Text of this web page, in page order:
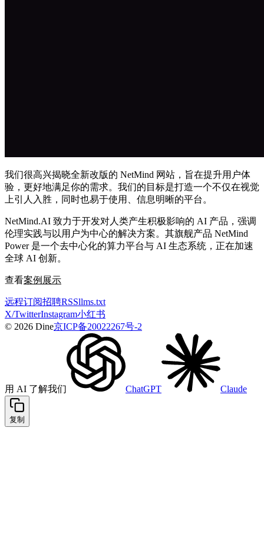
我们很高兴揭晓全新改版的 NetMind 网站，旨在提升用户体
验，更好地满足你的需求。我们的目标是打造一个不仅在视觉
上引人入胜，同时也易于使用、信息明晰的平台。
NetMind.AI 致力于开发对人类产生积极影响的 AI 产品，强调
伦理实践与以用户为中心的解决方案。其旗舰产品 NetMind
Power 是一个去中心化的算力平台与 AI 生态系统，正在加速
全球 AI 创新。
查看案例展示
远程订阅招聘RSSllms.txt
X/TwitterInstagram小红书
© 2026 Dine京ICP备20022267号-2
用 AI 了解我们 ChatGPT Claude
复制